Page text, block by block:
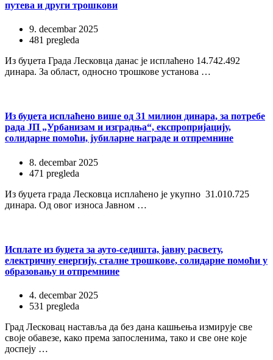
путева и други трошкови
9. decembar 2025
481 pregleda
Из буџета Града Лесковца данас је исплаћено 14.742.492
динара. За област, односно трошкове установа …
Из буџета исплаћено више од 31 милион динара, за потребе
рада ЈП „Урбанизам и изградња“, експропријацију,
солидарне помоћи, јубиларне награде и отпремнине
8. decembar 2025
471 pregleda
Из буџета града Лесковца исплаћено је укупно 31.010.725
динара. Од овог износа Јавном …
Исплате из буџета за ауто-седишта, јавну расвету,
електричну енергију, сталне трошкове, солидарне помоћи у
образовању и отпремнине
4. decembar 2025
531 pregleda
Град Лесковац наставља да без дана кашњења измирује све
своје обавезе, како према запосленима, тако и све оне које
доспеју …